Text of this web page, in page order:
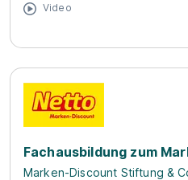
Video
Fachausbildung zum
Marken-Discount Stiftung &